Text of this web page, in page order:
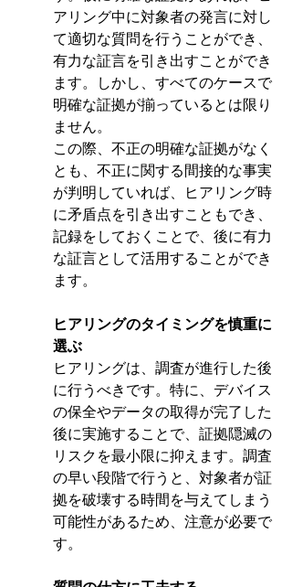
アリング中に対象者の発言に対し
て適切な質問を行うことができ、
有力な証言を引き出すことができ
ます。しかし、すべてのケースで
明確な証拠が揃っているとは限り
ません。
この際、不正の明確な証拠がなく
とも、不正に関する間接的な事実
が判明していれば、ヒアリング時
に矛盾点を引き出すこともでき、
記録をしておくことで、後に有力
な証言として活用することができ
ます。
ヒアリングのタイミングを慎重に
選ぶ
ヒアリングは、調査が進行した後
に行うべきです。特に、デバイス
の保全やデータの取得が完了した
後に実施することで、証拠隠滅の
リスクを最小限に抑えます。調査
の早い段階で行うと、対象者が証
拠を破壊する時間を与えてしまう
可能性があるため、注意が必要で
す。